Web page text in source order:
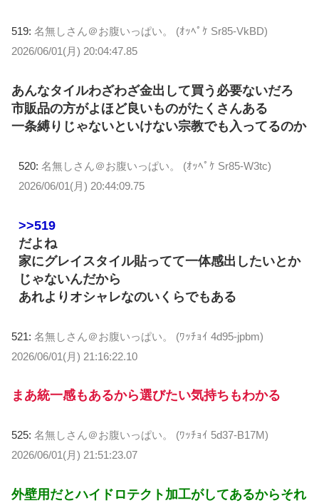
519: 名無しさん＠お腹いっぱい。 (ｵｯﾍﾟｹ Sr85-VkBD)
2026/06/01(月) 20:04:47.85
あんなタイルわざわざ金出して買う必要ないだろ
市販品の方がよほど良いものがたくさんある
一条縛りじゃないといけない宗教でも入ってるのか
520: 名無しさん＠お腹いっぱい。 (ｵｯﾍﾟｹ Sr85-W3tc)
2026/06/01(月) 20:44:09.75
>>519
だよね
家にグレイスタイル貼ってて一体感出したいとか
じゃないんだから
あれよりオシャレなのいくらでもある
521: 名無しさん＠お腹いっぱい。 (ﾜｯﾁｮｲ 4d95-jpbm)
2026/06/01(月) 21:16:22.10
まあ統一感もあるから選びたい気持ちもわかる
525: 名無しさん＠お腹いっぱい。 (ﾜｯﾁｮｲ 5d37-B17M)
2026/06/01(月) 21:51:23.07
外壁用だとハイドロテクト加工がしてあるからそれ